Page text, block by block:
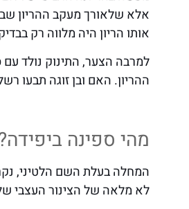
אלא שלאורך מעקב ההריון
אותו הריון היה מלווה רק
למרבה הצער, התינוק נולד עם
ההריון. האם ובן זוגה תבעו
מהי ספינה
לא מלאה של הצינור העצבי